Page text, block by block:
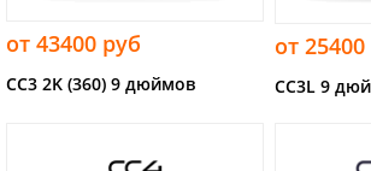
от 43400 руб
CC3 2K (360) 9 дюймов
от
CC3L 9